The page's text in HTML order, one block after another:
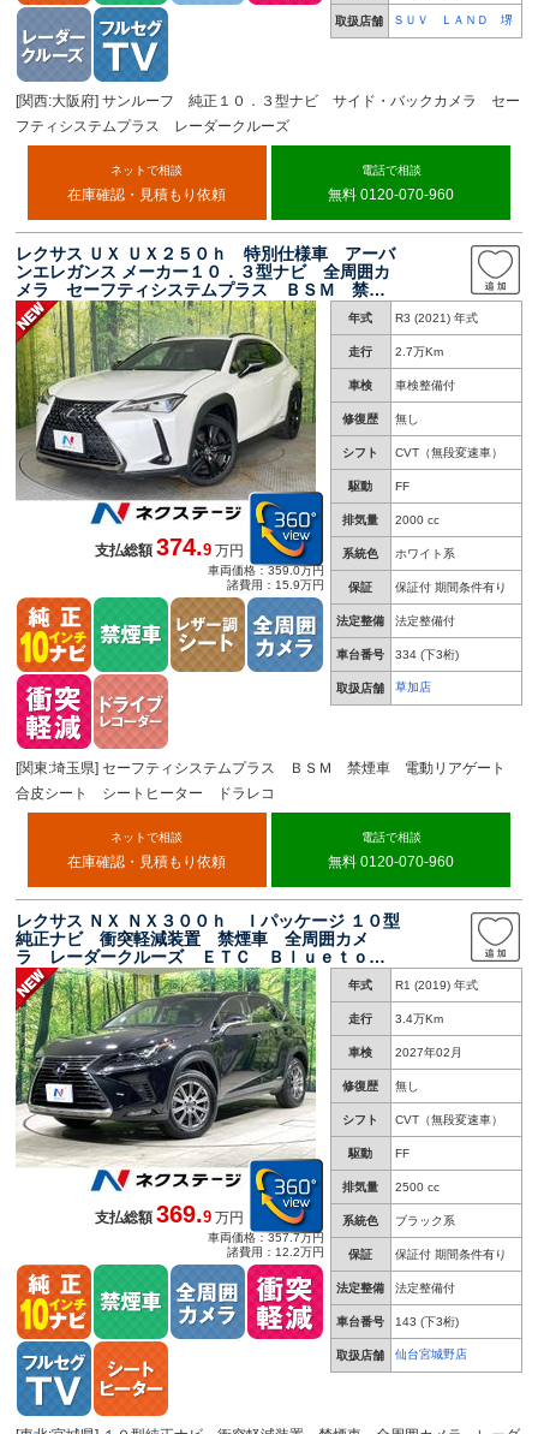
取扱店舗 ＳＵＶ ＬＡＮＤ 堺
[関西:大阪府] サンルーフ 純正１０．３型ナビ サイド・バックカメラ セー
フティシステムプラス レーダークルーズ
ネットで相談
在庫確認・見積もり依頼
電話で相談
無料 0120-070-960
レクサス ＵＸ ＵＸ２５０ｈ 特別仕様車 アーバ
ンエレガンス メーカー１０．３型ナビ 全周囲カ
メラ セーフティシステムプラス ＢＳＭ 禁煙
車 電動リアゲート 合皮シート シートヒータ
ー ドラレコ ＬＥＤヘッド ルーフレール Ｅ
ＴＣ２．０ 純正１８インチＡＷ
年式 R3 (2021) 年式
走行 2.7万Km
車検 車検整備付
修復歴 無し
シフト CVT（無段変速車）
駆動 FF
排気量 2000 cc
系統色 ホワイト系
保証 保証付 期間条件有り
法定整備 法定整備付
車台番号 334 (下3桁)
取扱店舗 草加店
支払総額374.9 万円
車両価格：359.0万円
諸費用：15.9万円
[関東:埼玉県] セーフティシステムプラス ＢＳＭ 禁煙車 電動リアゲート
合皮シート シートヒーター ドラレコ
ネットで相談
在庫確認・見積もり依頼
電話で相談
無料 0120-070-960
レクサス ＮＸ ＮＸ３００ｈ Ｉパッケージ １０型
純正ナビ 衝突軽減装置 禁煙車 全周囲カメ
ラ レーダークルーズ ＥＴＣ Ｂｌｕｅｔｏｏ
ｔｈ フルセグ ドラレコ シートヒーター パ
ワーバックドア 合皮シート ＬＥＤヘッド Ｌ
ＥＤフォグ
年式 R1 (2019) 年式
走行 3.4万Km
車検 2027年02月
修復歴 無し
シフト CVT（無段変速車）
駆動 FF
排気量 2500 cc
系統色 ブラック系
保証 保証付 期間条件有り
法定整備 法定整備付
車台番号 143 (下3桁)
取扱店舗 仙台宮城野店
支払総額369.9 万円
車両価格：357.7万円
諸費用：12.2万円